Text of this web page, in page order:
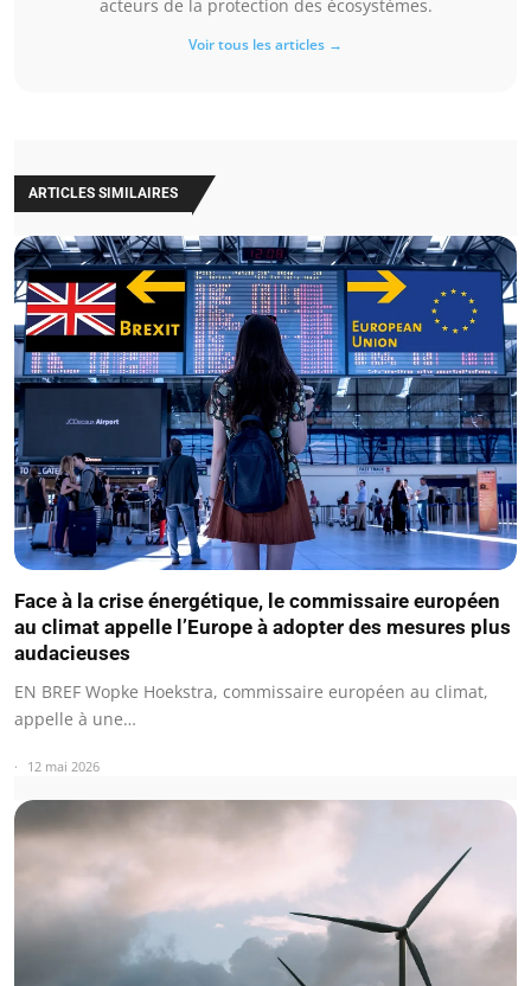
acteurs de la protection des écosystèmes.
Voir tous les articles →
ARTICLES SIMILAIRES
Face à la crise énergétique, le commissaire européen
au climat appelle l’Europe à adopter des mesures plus
audacieuses
EN BREF Wopke Hoekstra, commissaire européen au climat,
appelle à une…
12 mai 2026